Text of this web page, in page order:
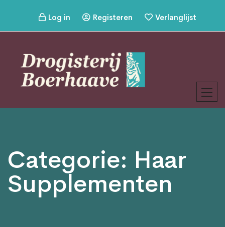
Log in Registeren Verlanglijst
Categorie: Haar
Supplementen